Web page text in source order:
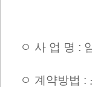
ㅇ 사 업 명 :
ㅇ 계약방법 :